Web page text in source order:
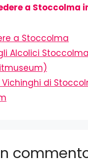
a Stoccolma
a Stoccolma
Alcolici
Vichinghi di